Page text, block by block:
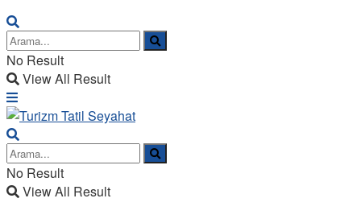
No Result
View All Result
No Result
View All Result